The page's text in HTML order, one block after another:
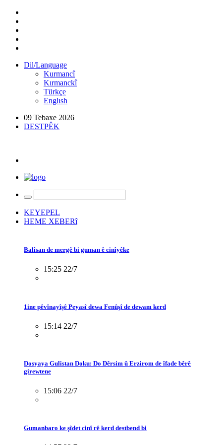
Dil/Language
Kurmancî
Kırmanckî
Türkçe
Englısh
09 Tebaxe 2026
DESTPÊK
KEYEPEL
HEME XEBERî
Balîsan de mergê bi guman ê cinîyêke
15:25 22/7
1ine pêvînayîşê Peyasî dewa Fenûşî de dewam kerd
15:14 22/7
Dosyaya Gulistan Doku: Do Dêrsim û Erzirom de îfade bêrê
girewtene
15:06 22/7
Gumanbaro ke şîdet cinî rê kerd destbend bi